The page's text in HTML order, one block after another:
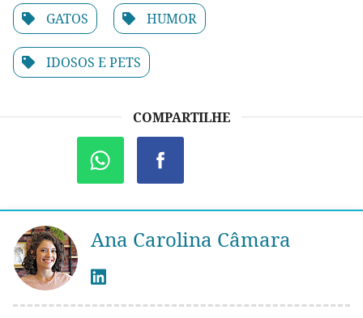
GATOS HUMOR
IDOSOS E PETS
COMPARTILHE
Ana Carolina Câmara